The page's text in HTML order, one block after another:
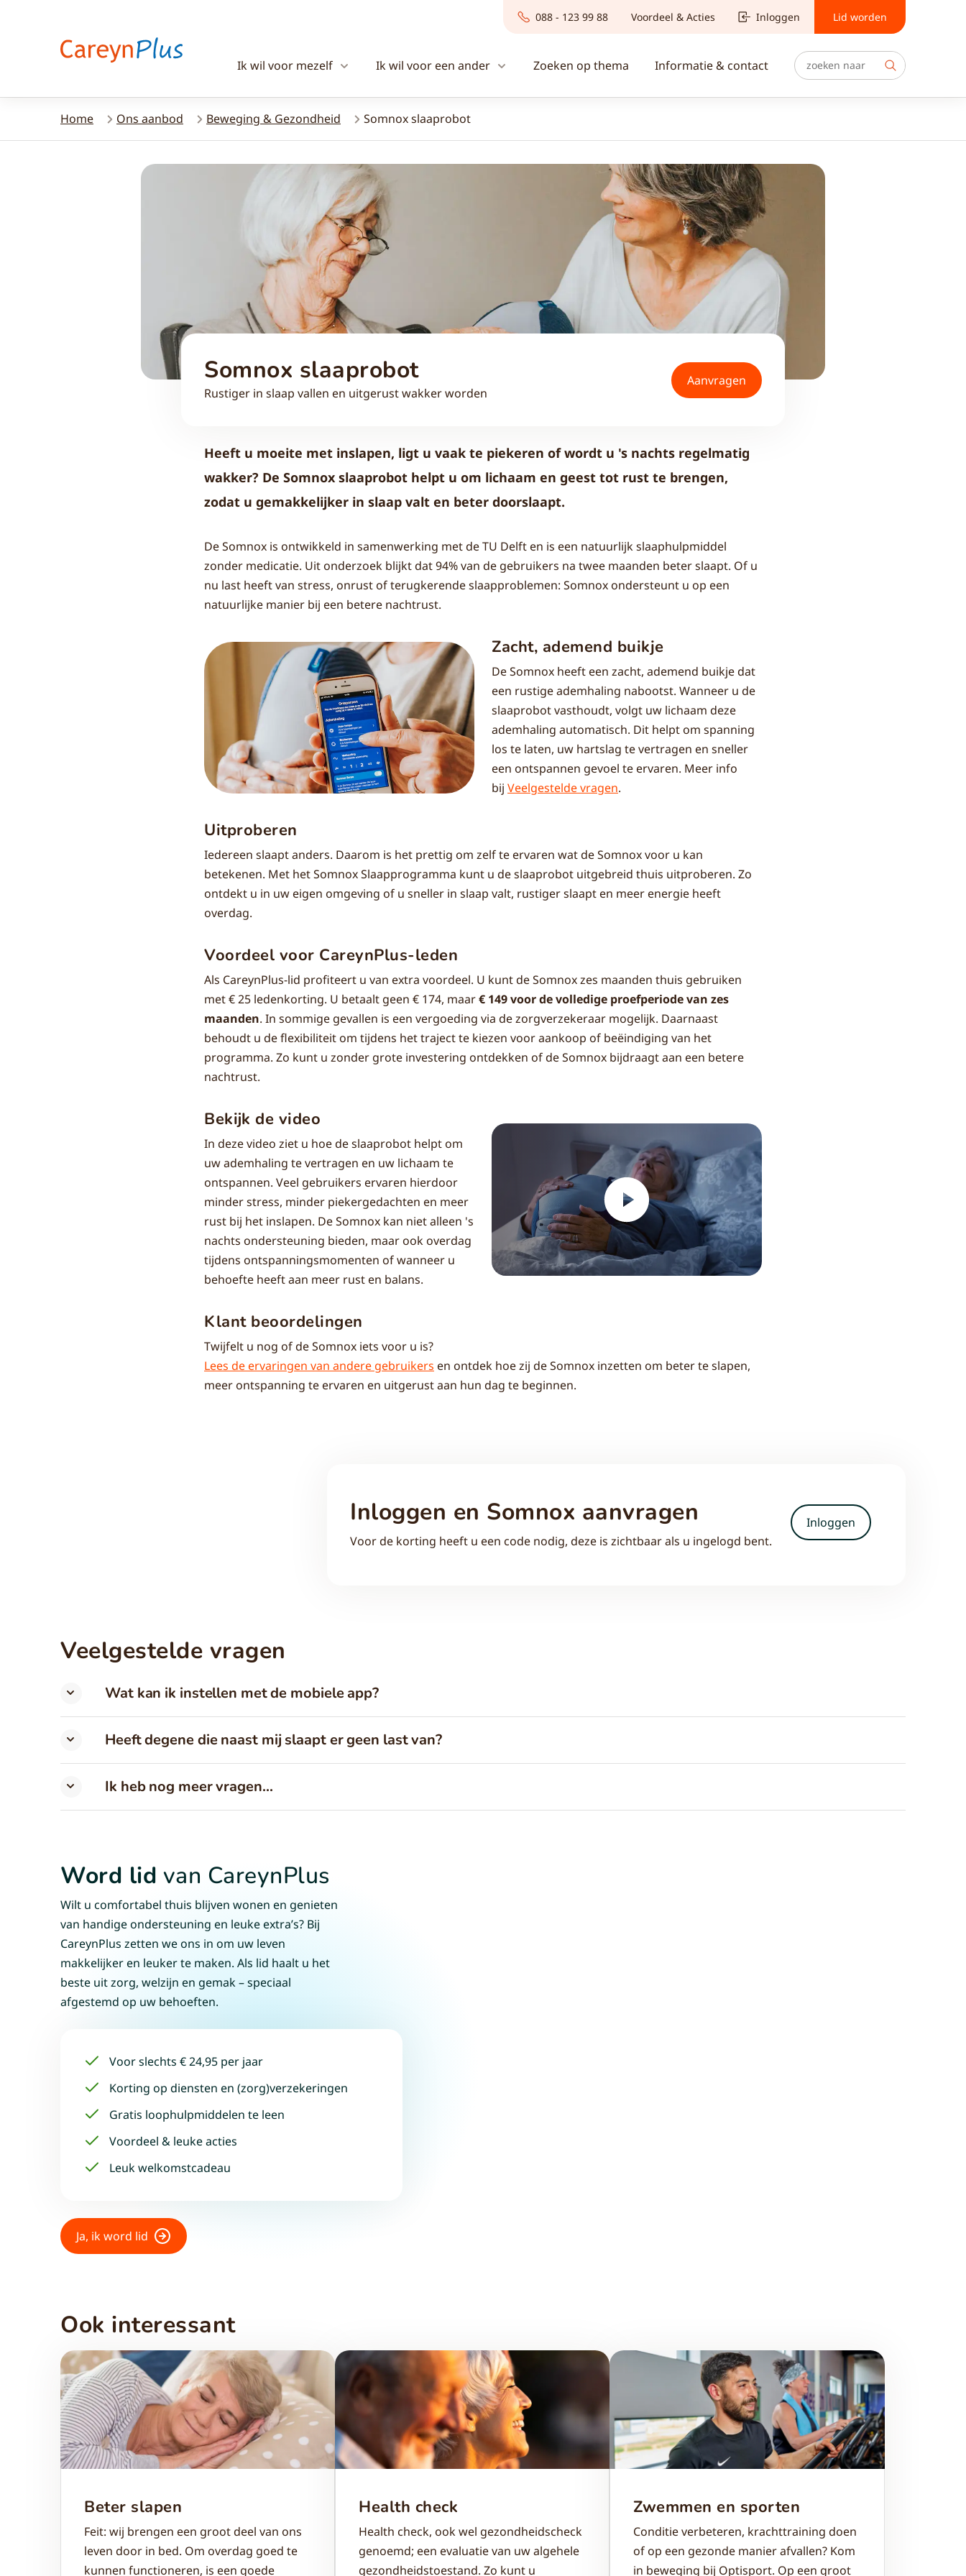
088 - 123 99 88 Voordeel & Acties Inloggen Lid worden
Ik wil voor mezelf Ik wil voor een ander Zoeken op thema Informatie & contact
Home Ons aanbod Beweging & Gezondheid Somnox slaaprobot
Somnox slaaprobot
Rustiger in slaap vallen en uitgerust wakker worden
Aanvragen
Heeft u moeite met inslapen, ligt u vaak te piekeren of wordt u 's nachts regelmatig
wakker? De Somnox slaaprobot helpt u om lichaam en geest tot rust te brengen,
zodat u gemakkelijker in slaap valt en beter doorslaapt.
De Somnox is ontwikkeld in samenwerking met de TU Delft en is een natuurlijk slaaphulpmiddel
zonder medicatie. Uit onderzoek blijkt dat 94% van de gebruikers na twee maanden beter slaapt. Of u
nu last heeft van stress, onrust of terugkerende slaapproblemen: Somnox ondersteunt u op een
natuurlijke manier bij een betere nachtrust.
Zacht, ademend buikje
De Somnox heeft een zacht, ademend buikje dat
een rustige ademhaling nabootst. Wanneer u de
slaaprobot vasthoudt, volgt uw lichaam deze
ademhaling automatisch. Dit helpt om spanning
los te laten, uw hartslag te vertragen en sneller
een ontspannen gevoel te ervaren. Meer info
bij Veelgestelde vragen.
Uitproberen
Iedereen slaapt anders. Daarom is het prettig om zelf te ervaren wat de Somnox voor u kan
betekenen. Met het Somnox Slaapprogramma kunt u de slaaprobot uitgebreid thuis uitproberen. Zo
ontdekt u in uw eigen omgeving of u sneller in slaap valt, rustiger slaapt en meer energie heeft
overdag.
Voordeel voor CareynPlus-leden
Als CareynPlus-lid profiteert u van extra voordeel. U kunt de Somnox zes maanden thuis gebruiken
met € 25 ledenkorting. U betaalt geen € 174, maar€ 149 voor de volledige proefperiode van zes
maanden. In sommige gevallen is een vergoeding via de zorgverzekeraar mogelijk. Daarnaast
behoudt u de flexibiliteit om tijdens het traject te kiezen voor aankoop of beëindiging van het
programma. Zo kunt u zonder grote investering ontdekken of de Somnox bijdraagt aan een betere
nachtrust.
Bekijk de video
In deze video ziet u hoe de slaaprobot helpt om
uw ademhaling te vertragen en uw lichaam te
ontspannen. Veel gebruikers ervaren hierdoor
minder stress, minder piekergedachten en meer
rust bij het inslapen. De Somnox kan niet alleen 's
nachts ondersteuning bieden, maar ook overdag
tijdens ontspanningsmomenten of wanneer u
behoefte heeft aan meer rust en balans.
Klant beoordelingen
Twijfelt u nog of de Somnox iets voor u is?
Lees de ervaringen van andere gebruikers en ontdek hoe zij de Somnox inzetten om beter te slapen,
meer ontspanning te ervaren en uitgerust aan hun dag te beginnen.
Inloggen en Somnox aanvragen
Voor de korting heeft u een code nodig, deze is zichtbaar als u ingelogd bent.
Inloggen
Veelgestelde vragen
Wat kan ik instellen met de mobiele app?
Heeft degene die naast mij slaapt er geen last van?
Ik heb nog meer vragen...
Word lid van CareynPlus
Wilt u comfortabel thuis blijven wonen en genieten
van handige ondersteuning en leuke extra’s? Bij
CareynPlus zetten we ons in om uw leven
makkelijker en leuker te maken. Als lid haalt u het
beste uit zorg, welzijn en gemak – speciaal
afgestemd op uw behoeften.
Voor slechts € 24,95 per jaar
Korting op diensten en (zorg)verzekeringen
Gratis loophulpmiddelen te leen
Voordeel & leuke acties
Leuk welkomstcadeau
Ja, ik word lid
Ook interessant
Beter slapen
Feit: wij brengen een groot deel van ons
leven door in bed. Om overdag goed te
kunnen functioneren, is een goede
Health check
Health check, ook wel gezondheidscheck
genoemd; een evaluatie van uw algehele
gezondheidstoestand. Zo kunt u
Zwemmen en sporten
Conditie verbeteren, krachttraining doen
of op een gezonde manier afvallen? Kom
in beweging bij Optisport. Op een groot